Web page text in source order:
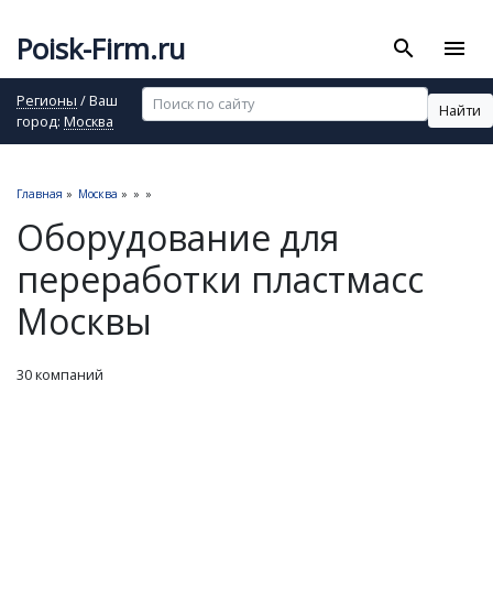
Poisk-Firm.ru search menu
Регионы / Ваш
город: Москва
Найти
Главная » Москва » » »
Оборудование для
переработки пластмасс
Москвы
30 компаний